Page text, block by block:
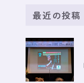
最近の投稿